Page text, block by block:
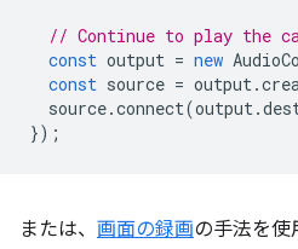
// Continue to play the
const output = new
const source = output .
source.connect(output .
});
または、 画面の録画の手法を使